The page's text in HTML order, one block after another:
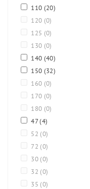
110 (20)
120 (0)
125 (0)
130 (0)
140 (40)
150 (32)
160 (0)
170 (0)
180 (0)
47(4)
52 (0)
72 (0)
30 (0)
32 (0)
35 (0)